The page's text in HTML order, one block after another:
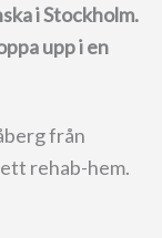
i Stockholm.
upp i en
från
rehab-hem.